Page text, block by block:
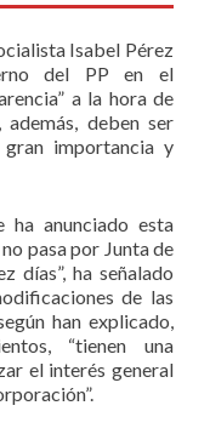
Isabel Pérez
del PP en el
a la hora de
deben ser
importancia y
ha anunciado esta
pasa por Junta de
días”, ha señalado
de las
han explicado,
“tienen una
el interés general